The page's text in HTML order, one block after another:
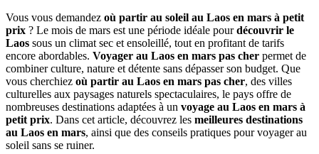
Vous vous demandez où partir au soleil au Laos en mars à petit
prix ? Le mois de mars est une période idéale pourdécouvrir le
Laos sous un climat sec et ensoleillé, tout en profitant de tarifs
encore abordables. Voyager au Laos en mars pas cher permet de
combiner culture, nature et détente sans dépasser son budget. Que
vous cherchiez où partir au Laos en mars pas cher, des villes
culturelles aux paysages naturels spectaculaires, le pays offre de
nombreuses destinations adaptées à un voyage au Laos en mars à
petit prix. Dans cet article, découvrez les meilleures destinations
au Laos en mars, ainsi que des conseils pratiques pour voyager au
soleil sans se ruiner.